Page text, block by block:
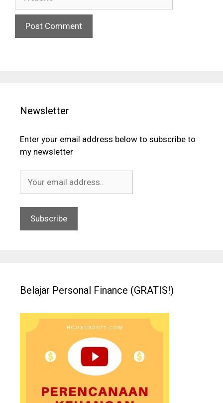
Newsletter
Enter your email address below to subscribe to
my newsletter
Belajar Personal Finance (GRATIS!)